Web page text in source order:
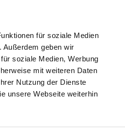
für soziale Medien
Außerdem geben wir
soziale Medien, Werbung
mit weiteren Daten
Nutzung der Dienste
unsere Webseite weiterhin